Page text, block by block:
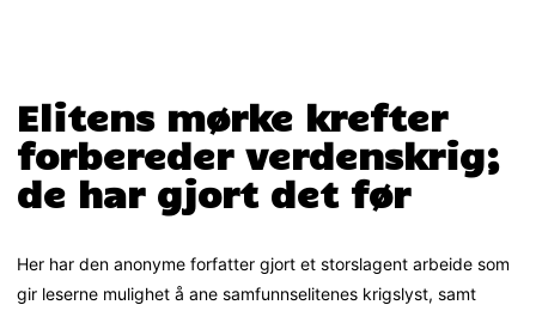
Elitens mørke krefter
forbereder verdenskrig;
de har gjort det før
Her har den anonyme forfatter gjort et storslagent arbeide som
gir leserne mulighet å ane samfunnselitenes krigslyst, samt